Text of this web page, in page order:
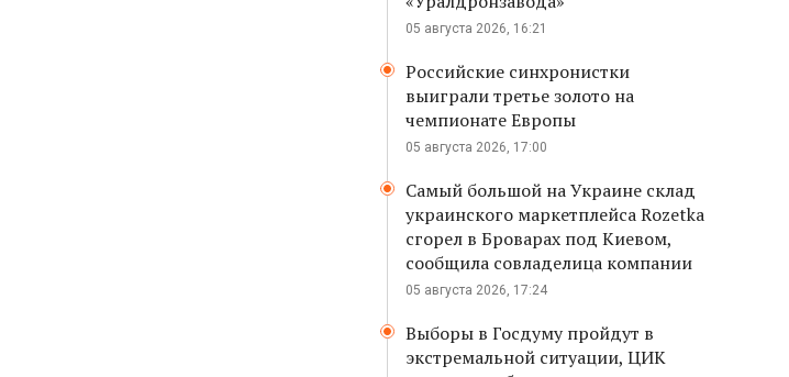
05 августа 2026, 16:21
Российские синхронистки
выиграли третье золото на
чемпионате Европы
05 августа 2026, 17:00
Самый большой на Украине склад
украинского маркетплейса Rozetka
сгорел в Броварах под Киевом,
сообщила совладелица компании
05 августа 2026, 17:24
Выборы в Госдуму пройдут в
экстремальной ситуации, ЦИК